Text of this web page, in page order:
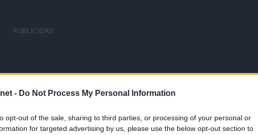
- Do Not Process My Personal Information
opt-out of the sale, sharing to third parties, or processing of your personal or
for targeted advertising by us, please use the below opt-out section to